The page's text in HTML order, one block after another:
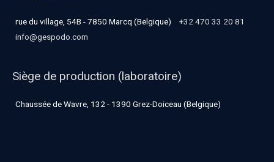
rue du village, 54B - 7850 Marcq (Belgique)
+32 470 33 20 81
info@gespodo.com
Siège de production (laboratoire)
Chaussée de Wavre, 132 - 1390 Grez-Doiceau (Belgique)